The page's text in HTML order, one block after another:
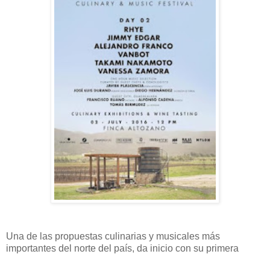
Una de las propuestas culinarias y musicales más
importantes del norte del país, da inicio con su primera